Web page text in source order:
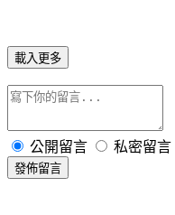
載入更多
公開留言 私密留言
發佈留言